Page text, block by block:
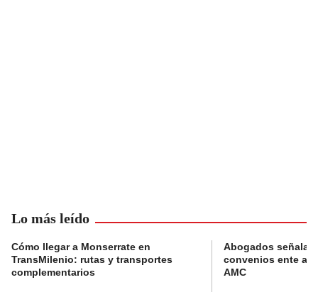
Lo más leído
Cómo llegar a Monserrate en
TransMilenio: rutas y transportes
complementarios
Abogados
convenios ente
AMC